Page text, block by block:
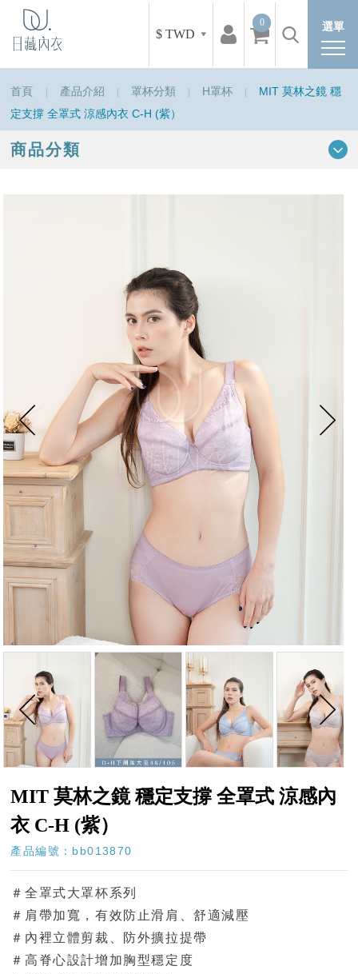
選單
$ TWD
0
首頁 產品介紹 罩杯分類 H罩杯
MIT 莫林之鏡 穩
定支撐 全罩式 涼感內衣 C-H (紫）
商品分類
MIT 莫林之鏡 穩定支撐 全罩式 涼感內
衣 C-H (紫）
產品編號：bb013870
＃全罩式大罩杯系列
＃肩帶加寬，有效防止滑肩、舒適減壓
＃內裡立體剪裁、防外擴拉提帶
＃高脊心設計增加胸型穩定度